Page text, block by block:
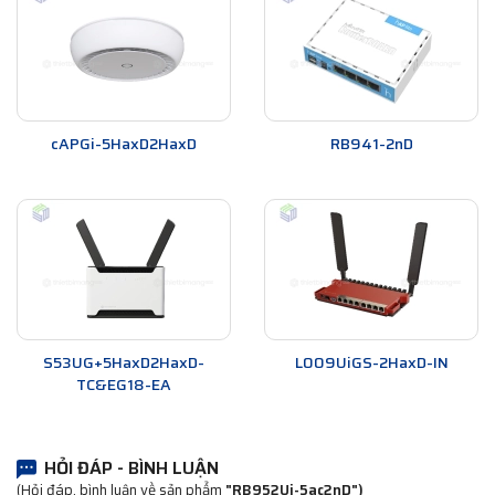
cAPGi-5HaxD2HaxD RB941-2nD
S53UG+5HaxD2HaxD-
TC&EG18-EA
L009UiGS-2HaxD-IN
HỎI ĐÁP - BÌNH LUẬN
(Hỏi đáp, bình luận về sản phẩm "RB952Ui-5ac2nD")